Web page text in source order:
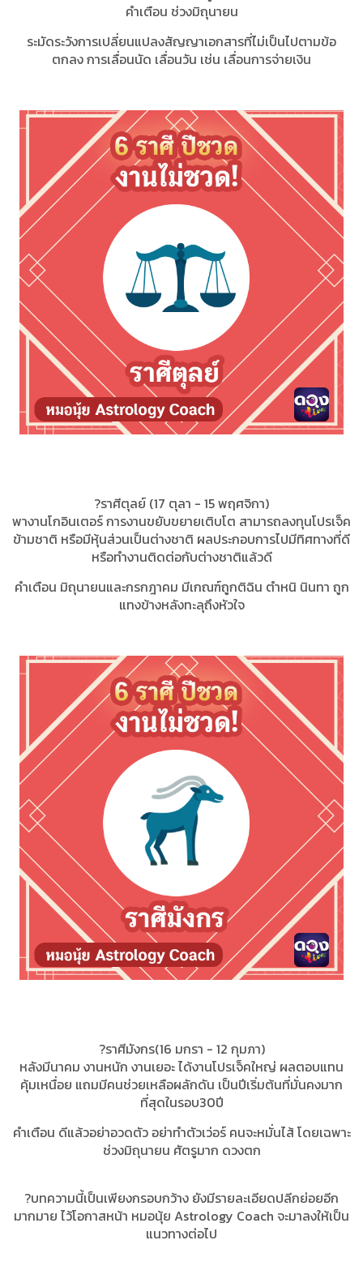
คำเตือน ช่วงมิถุนายน
ระมัดระวังการเปลี่ยนแปลงสัญญาเอกสารที่ไม่เป็นไปตามข้อ
ตกลง การเลื่อนนัด เลื่อนวัน เช่น เลื่อนการจ่ายเงิน
?ราศีตุลย์ (17 ตุลา - 15 พฤศจิกา)
พางานโกอินเตอร์ การงานขยับขยายเติบโต สามารถลงทุนโปรเจ็ค
ข้ามชาติ หรือมีหุ้นส่วนเป็นต่างชาติ ผลประกอบการไปมีทิศทางที่ดี
หรือทำงานติดต่อกับต่างชาติแล้วดี
คำเตือน มิถุนายนและกรกฎาคม มีเกณฑ์ถูกติฉิน ตำหนิ นินทา ถูก
แทงข้างหลังทะลุถึงหัวใจ
?ราศีมังกร(16 มกรา - 12 กุมภา)
หลังมีนาคม งานหนัก งานเยอะ ได้งานโปรเจ็คใหญ่ ผลตอบแทน
คุ้มเหนื่อย แถมมีคนช่วยเหลือผลักดัน เป็นปีเริ่มต้นที่มั่นคงมาก
ที่สุดในรอบ30ปี
คำเตือน ดีแล้วอย่าอวดตัว อย่าทำตัวเว่อร์ คนจะหมั่นไส้ โดยเฉพาะ
ช่วงมิถุนายน ศัตรูมาก ดวงตก
?บทความนี้เป็นเพียงกรอบกว้าง ยังมีรายละเอียดปลีกย่อยอีก
มากมาย ไว้โอกาสหน้า หมอนุ้ย Astrology Coach จะมาลงให้เป็น
แนวทางต่อไป